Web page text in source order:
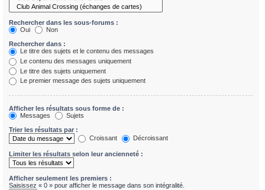
Rechercher dans les sous-forums :
Oui
Non
Rechercher dans :
Le titre des sujets et le contenu des messages
Le contenu des messages uniquement
Le titre des sujets uniquement
Le premier message des sujets uniquement
Afficher les résultats sous forme de :
Messages
Sujets
Trier les résultats par :
Croissant
Décroissant
Limiter les résultats selon leur ancienneté :
Afficher seulement les premiers :
Saisissez « 0 » pour afficher le message dans son intégralité.